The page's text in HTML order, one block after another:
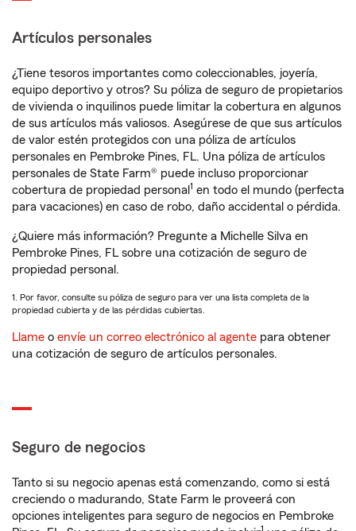
Artículos personales
¿Tiene tesoros importantes como coleccionables, joyería,
equipo deportivo y otros? Su póliza de seguro de propietarios
de vivienda o inquilinos puede limitar la cobertura en algunos
de sus artículos más valiosos. Asegúrese de que sus artículos
de valor estén protegidos con una póliza de artículos
personales en Pembroke Pines, FL. Una póliza de artículos
personales de State Farm® puede incluso proporcionar
cobertura de propiedad personal 1 en todo el mundo (perfecta
para vacaciones) en caso de robo, daño accidental o pérdida.
¿Quiere más información? Pregunte a Michelle Silva en
Pembroke Pines, FL sobre una cotización de seguro de
propiedad personal.
1. Por favor, consulte su póliza de seguro para ver una lista completa de la
propiedad cubierta y de las pérdidas cubiertas.
Llame o envíe un correo electrónico al agente para obtener
una cotización de seguro de artículos personales.
Seguro de negocios
Tanto si su negocio apenas está comenzando, como si está
creciendo o madurando, State Farm le proveerá con
opciones inteligentes para seguro de negocios en Pembroke
1